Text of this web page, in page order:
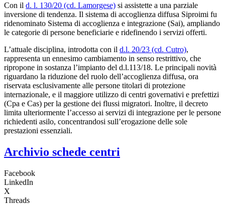
Con il d. l. 130/20 (cd. Lamorgese) si assistette a una parziale
inversione di tendenza. Il sistema di accoglienza diffusa Siproimi fu
ridenominato Sistema di accoglienza e integrazione (Sai), ampliando
le categorie di persone beneficiarie e ridefinendo i servizi offerti.
L’attuale disciplina, introdotta con il d.l. 20/23 (cd. Cutro),
rappresenta un ennesimo cambiamento in senso restrittivo, che
ripropone in sostanza l’impianto del d.l.113/18. Le principali novità
riguardano la riduzione del ruolo dell’accoglienza diffusa, ora
riservata esclusivamente alle persone titolari di protezione
internazionale, e il maggiore utilizzo di centri governativi e prefettizi
(Cpa e Cas) per la gestione dei flussi migratori. Inoltre, il decreto
limita ulteriormente l’accesso ai servizi di integrazione per le persone
richiedenti asilo, concentrandosi sull’erogazione delle sole
prestazioni essenziali.
Archivio schede centri
Facebook
LinkedIn
X
Threads